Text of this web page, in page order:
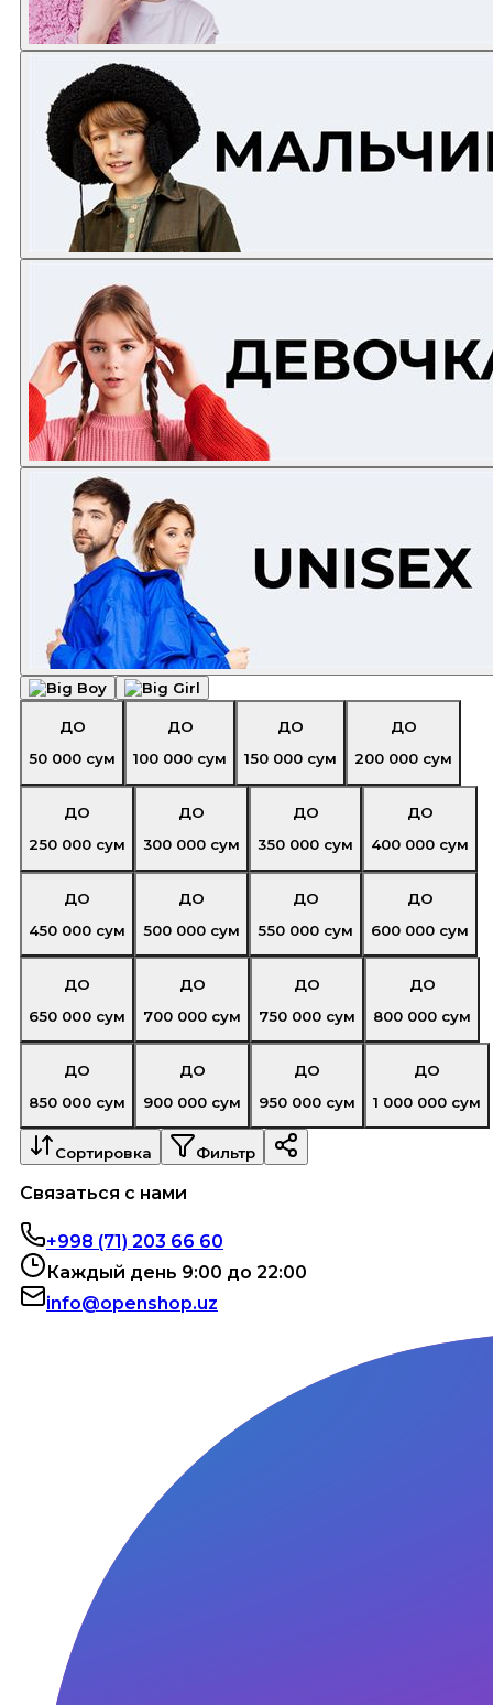
ДО
50 000 сум
ДО
100 000 сум
ДО
150 000 сум
ДО
200 000 сум
ДО
250 000 сум
ДО
300 000 сум
ДО
350 000 сум
ДО
400 000 сум
ДО
450 000 сум
ДО
500 000 сум
ДО
550 000 сум
ДО
600 000 сум
ДО
650 000 сум
ДО
700 000 сум
ДО
750 000 сум
ДО
800 000 сум
ДО
850 000 сум
ДО
900 000 сум
ДО
950 000 сум
ДО
1 000 000 сум
Сортировка Фильтр
Связаться с нами
+998 (71) 203 66 60
Каждый день 9:00 до 22:00
info@openshop.uz